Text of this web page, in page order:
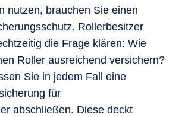
nutzen, brauchen Sie einen
Rollerbesitzer
die Frage klären: Wie
Roller ausreichend versichern?
Sie in jedem Fall eine
für
abschließen. Diese deckt